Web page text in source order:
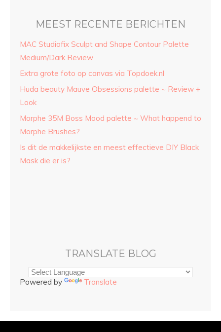
MEEST RECENTE BERICHTEN
MAC Studiofix Sculpt and Shape Contour Palette
Medium/Dark Review
Extra grote foto op canvas via Topdoek.nl
Huda beauty Mauve Obsessions palette ~ Review +
Look
Morphe 35M Boss Mood palette ~ What happend to
Morphe Brushes?
Is dit de makkelijkste en meest effectieve DIY Black
Mask die er is?
TRANSLATE BLOG
Powered by Translate